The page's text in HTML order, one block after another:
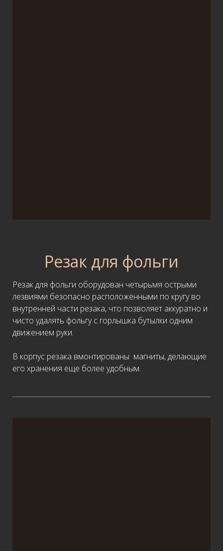
Резак для фольги
Резак для фольги оборудован четырьмя острыми
лезвиями безопасно расположенными по кругу во
внутренней части резака, что позволяет аккуратно и
чисто удалять фольгу с горлышка бутылки одним
движением руки.
В корпус резака вмонтированы магниты, делающие
его хранения еще более удобным.